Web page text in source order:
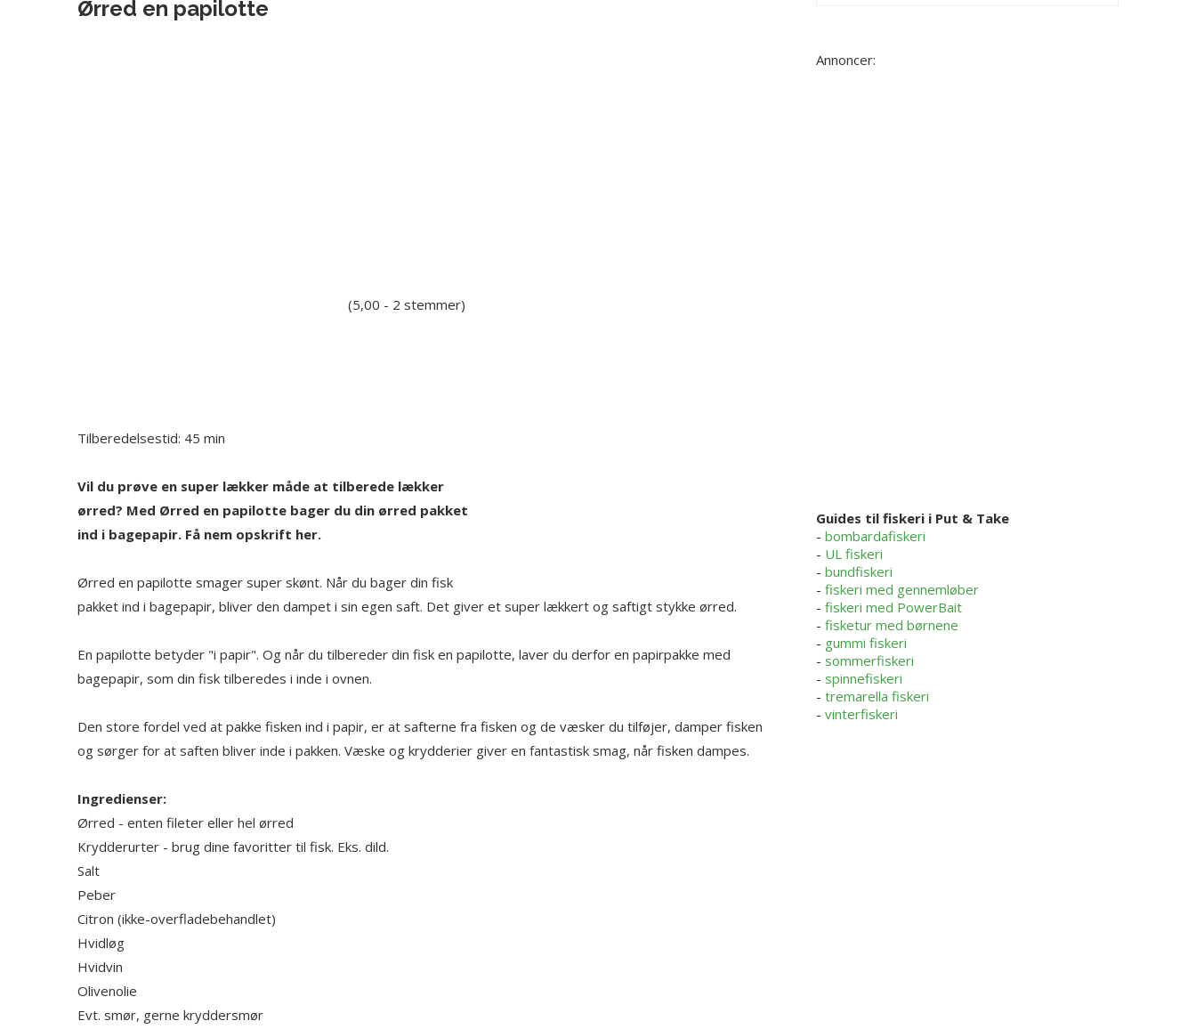
Ørred en papilotte
(5,00 - 2 stemmer)
Tilberedelsestid: 45 min
Vil du prøve en super lækker måde at tilberede lækker
ørred? Med Ørred en papilotte bager du din ørred pakket
ind i bagepapir. Få nem opskrift her.
Ørred en papilotte smager super skønt. Når du bager din fisk
pakket ind i bagepapir, bliver den dampet i sin egen saft. Det giver et super lækkert og saftigt stykke ørred.
En papilotte betyder "i papir". Og når du tilbereder din fisk en papilotte, laver du derfor en papirpakke med
bagepapir, som din fisk tilberedes i inde i ovnen.
Den store fordel ved at pakke fisken ind i papir, er at safterne fra fisken og de væsker du tilføjer, damper fisken
og sørger for at saften bliver inde i pakken. Væske og krydderier giver en fantastisk smag, når fisken dampes.
Ingredienser:
Ørred - enten fileter eller hel ørred
Krydderurter - brug dine favoritter til fisk. Eks. dild.
Salt
Peber
Citron (ikke-overfladebehandlet)
Hvidløg
Hvidvin
Olivenolie
Evt. smør, gerne kryddersmør
Annoncer:
Guides til fiskeri i Put & Take
- bombardafiskeri
- UL fiskeri
- bundfiskeri
- fiskeri med gennemløber
- fiskeri med PowerBait
- fisketur med børnene
- gummi fiskeri
- sommerfiskeri
- spinnefiskeri
- tremarella fiskeri
- vinterfiskeri